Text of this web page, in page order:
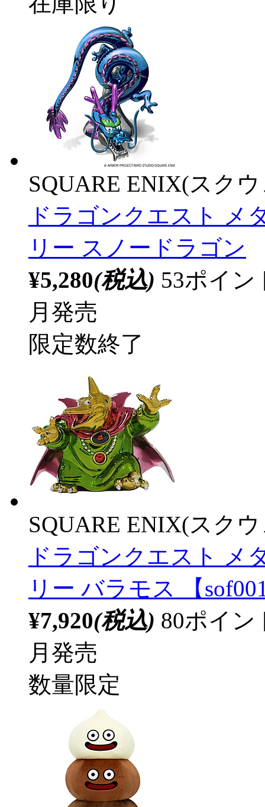
SQUARE ENIX(スク
ドラゴンクエスト メ
リー スノードラゴン
¥5,280(税込) 53ポイ
月発売
限定数終了
SQUARE ENIX(スク
ドラゴンクエスト メ
リー バラモス 【
¥7,920(税込) 80ポイ
月発売
数量限定